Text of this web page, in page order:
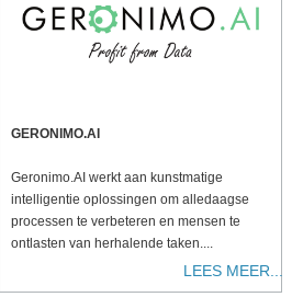
GERONIMO.AI
Geronimo.AI werkt aan kunstmatige
intelligentie oplossingen om alledaagse
processen te verbeteren en mensen te
ontlasten van herhalende taken....
LEES MEER...